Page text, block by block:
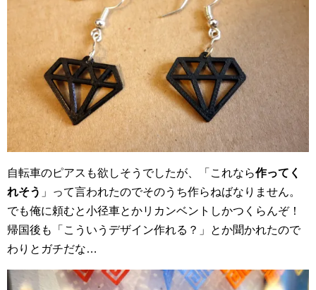
自転車のピアスも欲しそうでしたが、「これなら作ってく
れそう 」って言われたのでそのうち作らねばなりません。
でも俺に頼むと小径車とかリカンベントしかつくらんぞ！
帰国後も「こういうデザイン作れる？」とか聞かれたので
わりとガチだな…